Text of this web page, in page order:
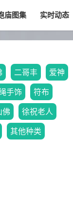
庙图集 实时动态
二哥丰
爱神
手饰
符布
佛
徐祝老人
其他种类